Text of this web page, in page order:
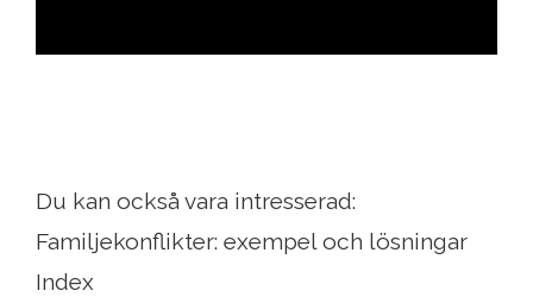
Du kan också vara intresserad:
Familjekonflikter: exempel och lösningar
Index